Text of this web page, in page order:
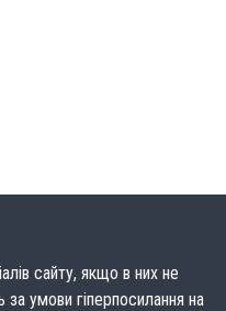
сайту, якщо в них не
умови гіперпосилання на